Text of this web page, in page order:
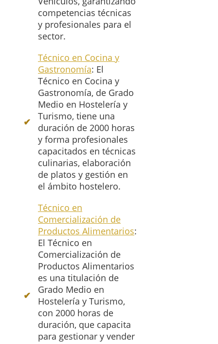
competencias técnicas
y profesionales para el
sector.
Técnico en Cocina y
Gastronomía: El
Técnico en Cocina y
Gastronomía, de Grado
Medio en Hostelería y
Turismo, tiene una
duración de 2000 horas
y forma profesionales
capacitados en técnicas
culinarias, elaboración
de platos y gestión en
el ámbito hostelero.
Técnico en
Comercialización de
Productos Alimentarios:
El Técnico en
Comercialización de
Productos Alimentarios
es una titulación de
Grado Medio en
Hostelería y Turismo,
con 2000 horas de
duración, que capacita
para gestionar y vender